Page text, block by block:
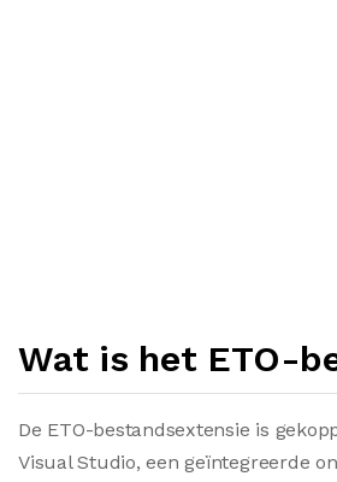
Wat is het ETO-
De ETO-bestandsextensie is
Visual Studio, een geïntegreerde